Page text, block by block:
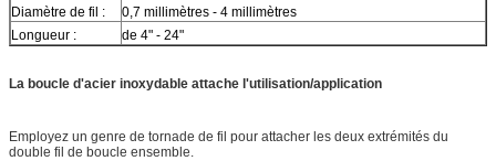
Diamètre de fil :
0,7 millimètres - 4 millimètres
Longueur :
de 4" - 24"
La boucle d'acier inoxydable attache l'utilisation/application
Employez un genre de tornade de fil pour attacher les deux extrémités du
double fil de boucle ensemble.